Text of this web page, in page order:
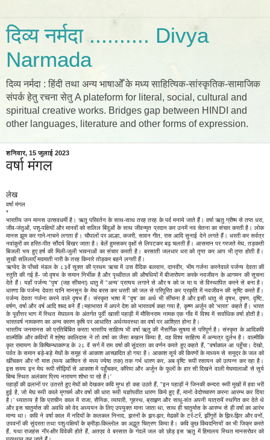
दिव्य नर्मदा .......... Divya
Narmada
दिव्य नर्मदा : हिंदी तथा अन्य भाषाओँ के मध्य साहित्यिक-सांस्कृतिक-सामाजिक
संपर्क हेतु रचना सेतु A plateform for literal, social, cultural and
spiritual creative works. Bridges gap between HINDI and
other languages, literature and other forms of expression.
शनिवार, 15 जुलाई 2023
वर्षा मंगल
लेख
वर्षा मंगल
*
भारतीय जन मानस उत्सवधर्मी है। ऋतु परिवर्तन के साथ-साथ तरह तरह के पर्व मनाये जाते हैं। वर्षा ऋतु ग्रीष्म से तप्त धरा,
जीव-जंतुओं, पशु-पक्षियों और मानवों को सलिल बिंदुओं के साथ जीवन्मृत प्रदान कर उनमें नव चेतना का संचार करती है। लोक
मानस झूम कर गाने-नाचने लगता है। चौपालों पर आल्हा, कजरी, सावन गीत, रास आदि सुनाई देने लगते हैं। धरती कर सर्वत्र
नवांकुरों का हरित-पीत सौंदर्य बिखर जाता है। बेलें हुमसकर वृक्षों से लिपटकर बढ़ चलती हैं। आसमान पर गरजते मेघ, तड़कती
बिजली भय हुए हर्ष की मिली-जुली भावनाओं का संचार करती है। बरसाती जलधार धरा को तृप्त कर आप भी तृप्त होती है।
सुखी सलिलाएँ मदमाती नारी के तरह किनारे तोड़कर बहने लगती हैं।
ऋग्वेद के पाँचवे मंडल के ८३वें सूक्त की प्रथम ऋचा में उस वैदिक बलवान, दानवीर, भीम गर्जना करनेवाले पर्जन्य देवता की
स्तुति की गई है- जो वृषभ के समान निर्भीक है और पृथ्वीतल की औषधियों में बीजारोपण करके नवजीवन के आगमन की सूचना
देते हैं। यहाँ पर्जन्य "पृष' (जह सींचना) धातु में "अन्य' प्रत्यय लगाने से और ष को ज या य से विस्थापित करने से बना है।
धारणा कि पर्जन्य देवता यानि मानसून के मेघ बरस कर धरती को जल से परिपूरित कर प्रकृति में नवजीवन की सृष्टि करते हैं।
पर्जन्य देवता गर्जना करने वाले वृषभ हैं। संस्कृत भाषा में "वृष' का अर्थ भी सींचना है और इसी धातु से वृषभ, वृषण, वृष्टि,
वर्षण, वर्षा और वर्ष आदि शब्द बने हैं।महाभारत में अपने देश को भारतवर्ष कहा गया है, कृष्ण अर्जुन को 'भारत' कहते हैं। भारत
के पूर्वोत्तर भाग में स्थित मेघालय के अंतर्गत पूर्वी खासी पहाड़ी में मौसिनराम नामक एक गाँव में विश्व में सर्वाधिक वर्षा होती है।
भारतवर्ष नामकरण का अन्य कारण कृषि पर आधारित अर्थव्यवस्था का वर्षा पर आश्रित होना है।
भारतीय जनमानस को प्रतिबिंबित करता भारतीय साहित्य भी वर्षा ऋतु की नैसर्गिक सुषमा से परिपूर्ण है। संस्कृत के आदिकवि
वाल्मीकि और कवियों में श्रेष्ठ कालिदास ने तो वर्षा का जैसा बखान किया है, वह विश्व साहित्य में अन्यत्र दुर्लभ है। वाल्मीकि
कृत रामायण के किष्किन्धाकाण्ड के २८ वें सर्ग में राम वर्षा की सुंदरता का वर्णन करते हुए कहते हैं, "वर्षाकाल आ पहुँचा। देखो,
पर्वत के समान बड़े-बड़े मेघों के समूह से आकाश आच्छादित हो गया है। आकाश सूर्य की किरणों के माध्यम से समुद्र के जल को
खींचकर और नौ मास (मध्य आश्विन से मध्य ज्येष्ठ तक) तक गर्भ धारण कर, अब वृष्टि रूपी रसायन को उत्पन्न कर रहा है।
इस समय इन मेघ रूपी सीढ़ियों से आकाश में पहुँचकर, कौरेया और अर्जुन के फूलों के हार सी दिखने वाली मेघमालाओं से सूर्य
बिम्ब स्थित अलंकार प्रिय नारायण शोभा पा रहे हैं।'
पहाड़ों की ढलानों पर उतरते हुए मेघों को देखकर कवि मुग्ध हो कह उठते हैं, "इन पहाड़ों ने जिनकी कन्दरा रूपी मुखों में हवा भरी
हुई है, जो मेघ रूपी काले मृगचर्म और वर्षा की धारा रूपी यज्ञोपवीत धारण किये हुए हैं, मानो वेदोच्चारण करना आरम्भ कर दिया
है।' ध्यातव्य है कि प्राचीन काल में राजा, सैनिक, व्यापारी, गृहस्थ, ब्रााहृण और साधु-संत अपनी यात्रायें स्थगित कर देते थे
और इस चातुर्मास की अवधि को वेद अध्ययन के लिए उपयुक्त माना जाता था, साथ ही चातुर्मास के आरम्भ से ही वर्षा का आरंभ
मान्य था। कवि ने वर्षा काल में नदियों के कलकल निनाद, झरनों के झर-झर, मेढकों के टर्र-टर्र, झींगुरों के झिर-झिर और वनों,
उपवनों की सुंदरता तथा पशु-पक्षियों के क्रीड़ा-किल्लोल का अद्भुत चित्रण किया है। कवि कुछ किंवदन्तियों का भी जिक्र करते
हैं, यथा राजहंस नीर-क्षीर विवेकी होते हैं, अतएव वे बरसात के गंदले जल को छोड़ इस ऋतु में हिमालय स्थित मानसरोवर को